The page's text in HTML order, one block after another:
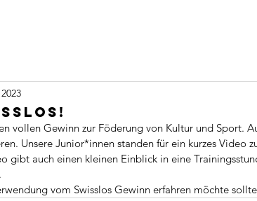
vollen Gewinn zur Föderung von Kultur und Sport.
Unsere Junior*innen standen für ein kurzes Video
gibt auch einen kleinen Einblick in eine
vom Swisslos Gewinn erfahren möchte sollte